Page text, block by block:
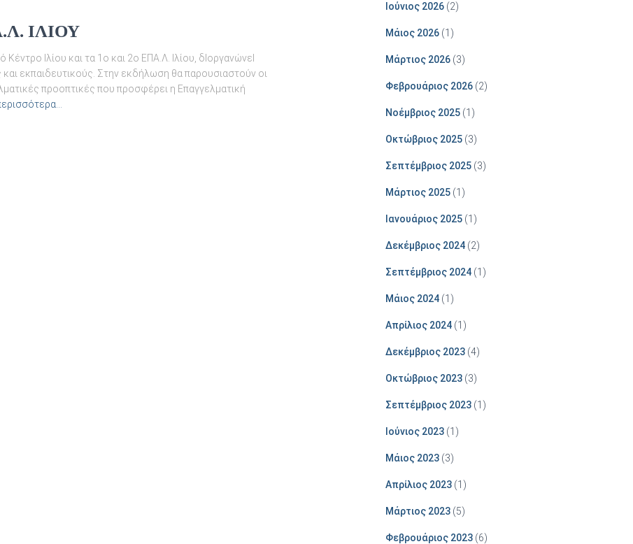
ΙΛΙΟΥ
Ιλίου και τα 1ο και 2ο ΕΠΑ.Λ. Ιλίου, δΙοργανώνεΙ
εκπαιδευτικούς. Στην εκδήλωση θα παρουσιαστούν οι
προοπτικές που προσφέρει η Επαγγελματική
Ιούνιος 2026(2)
Μάιος 2026(1)
Μάρτιος 2026(3)
Φεβρουάριος 2026(2)
Νοέμβριος 2025(1)
Οκτώβριος 2025(3)
Σεπτέμβριος 2025(3)
Μάρτιος 2025(1)
Ιανουάριος 2025(1)
Δεκέμβριος 2024(2)
Σεπτέμβριος 2024(1)
Μάιος 2024(1)
Απρίλιος 2024(1)
Δεκέμβριος 2023(4)
Οκτώβριος 2023(3)
Σεπτέμβριος 2023(1)
Ιούνιος 2023(1)
Μάιος 2023(3)
Απρίλιος 2023(1)
Μάρτιος 2023(5)
Φεβρουάριος 2023(6)